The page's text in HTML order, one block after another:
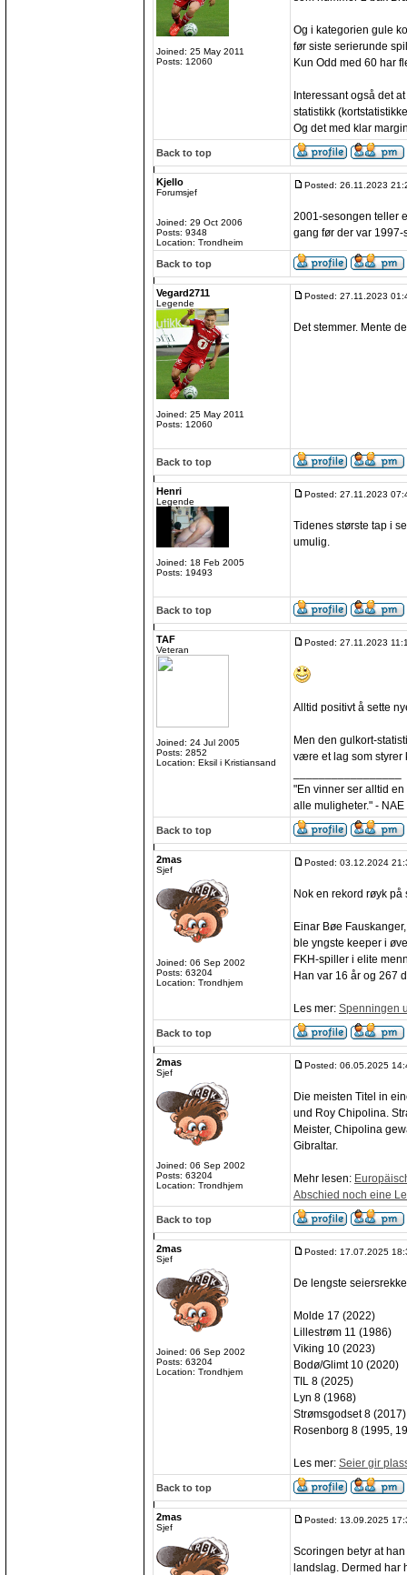
Joined: 25 May 2011
Posts: 12060
Og i kategorien gule
før siste serierunde
Kun Odd med 60 har
Interessant også det
statistikk
Og det med klar
Back to top
Kjello
Forumsjef
Joined: 29 Oct 2006
Posts: 9348
Location: Trondheim
Posted: 26.11.2023
2001-sesongen teller
gang før der var 1997-
Back to top
Vegard2711
Legende
Joined: 25 May 2011
Posts: 12060
Posted: 27.11.2023
Det stemmer. Mente
Back to top
Henri
Legende
Joined: 18 Feb 2005
Posts: 19493
Posted: 27.11.2023
Tidenes største tap i
umulig.
Back to top
TAF
Veteran
Joined: 24 Jul 2005
Posts: 2852
Location: Eksil i Kristiansand
Posted: 27.11.2023
Alltid positivt å sette
Men den gulkort-
være et lag som styrer
"En vinner ser alltid
alle muligheter." - NAE
Back to top
2mas
Sjef
Joined: 06 Sep 2002
Posts: 63204
Location: Trondhjem
Posted: 03.12.2024
Nok en rekord røyk på
Einar Bøe
ble yngste keeper i
FKH-spiller i elite
Han var 16 år og 267
Les mer: Spenningen
Back to top
2mas
Sjef
Joined: 06 Sep 2002
Posts: 63204
Location: Trondhjem
Posted: 06.05.2025
Die meisten Titel in
und Roy Chipolina.
Meister, Chipolina
Gibraltar.
Mehr lesen:
Abschied noch eine
Back to top
2mas
Sjef
Joined: 06 Sep 2002
Posts: 63204
Location: Trondhjem
Posted: 17.07.2025
De lengste
Molde 17 (2022)
Lillestrøm 11 (1986)
Viking 10 (2023)
Bodø/Glimt 10 (2020)
TIL 8 (2025)
Lyn 8 (1968)
Strømsgodset 8 (2017)
Rosenborg 8 (1995,
Les mer: Seier gir
Back to top
2mas
Sjef
Posted: 13.09.2025
Scoringen betyr at
landslag. Dermed har